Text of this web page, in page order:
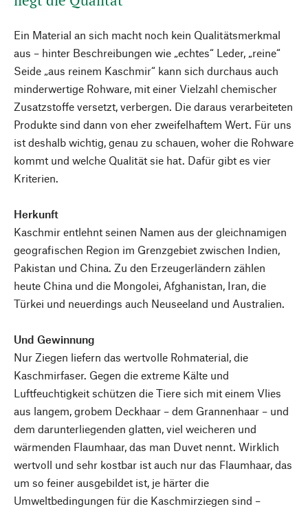
Ein Material an sich macht noch kein Qualitätsmerkmal
aus – hinter Beschreibungen wie „echtes“ Leder, „reine“
Seide „aus reinem Kaschmir“ kann sich durchaus auch
minderwertige Rohware, mit einer Vielzahl chemischer
Zusatzstoffe versetzt, verbergen. Die daraus verarbeiteten
Produkte sind dann von eher zweifelhaftem Wert. Für uns
ist deshalb wichtig, genau zu schauen, woher die Rohware
kommt und welche Qualität sie hat. Dafür gibt es vier
Kriterien.
Herkunft
Kaschmir entlehnt seinen Namen aus der gleichnamigen
geografischen Region im Grenzgebiet zwischen Indien,
Pakistan und China. Zu den Erzeugerländern zählen
heute China und die Mongolei, Afghanistan, Iran, die
Türkei und neuerdings auch Neuseeland und Australien.
Und Gewinnung
Nur Ziegen liefern das wertvolle Rohmaterial, die
Kaschmirfaser. Gegen die extreme Kälte und
Luftfeuchtigkeit schützen die Tiere sich mit einem Vlies
aus langem, grobem Deckhaar – dem Grannenhaar – und
dem darunterliegenden glatten, viel weicheren und
wärmenden Flaumhaar, das man Duvet nennt. Wirklich
wertvoll und sehr kostbar ist auch nur das Flaumhaar, das
um so feiner ausgebildet ist, je härter die
Umweltbedingungen für die Kaschmirziegen sind –